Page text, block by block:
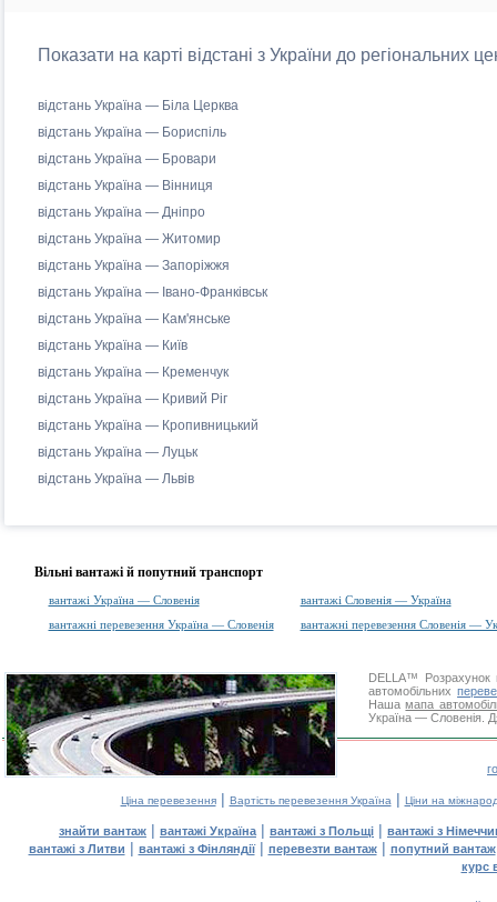
Показати на карті відстані з України до регіональних
відстань Україна — Біла Церква
відстань Україна — Бориспіль
відстань Україна — Бровари
відстань Україна — Вінниця
відстань Україна — Дніпро
відстань Україна — Житомир
відстань Україна — Запоріжжя
відстань Україна — Івано-Франківськ
відстань Україна — Кам'янське
відстань Україна — Київ
відстань Україна — Кременчук
відстань Україна — Кривий Ріг
відстань Україна — Кропивницький
відстань Україна — Луцьк
відстань Україна — Львів
Вільні вантажі й попутний транспорт
вантажі Україна — Словенія
вантажі Словенія — Україна
вантажні перевезення Україна — Словенія
вантажні перевезення Словенія —
DELLA™
Розрахунок
автомобільних
Нашамапа
Україна — Словенія.
Ціна перевезення| Вартість перевезення Україна | Ціни на
знайти вантаж | вантажі Україна | вантажі з Польщі | вантажі з
вантажі з Литви | вантажі з Фінляндії| перевезти вантаж| попутний вантаж
курс